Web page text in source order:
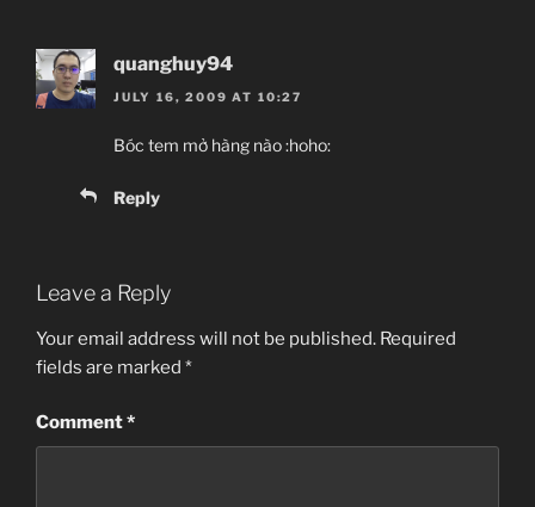
quanghuy94
JULY 16, 2009 AT 10:27
Bóc tem mở hàng nào :hoho:
Reply
Leave a Reply
Your email address will not be published. Required
fields are marked *
Comment*